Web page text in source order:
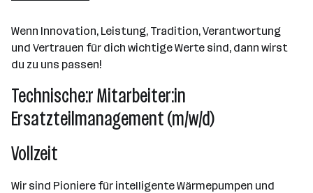
Wenn Innovation, Leistung, Tradition, Verantwortung
und Vertrauen für dich wichtige Werte sind, dann wirst
du zu uns passen!
Technische:r Mitarbeiter:in
Ersatzteilmanagement (m/w/d)
Vollzeit
Wir sind Pioniere für intelligente Wärmepumpen und